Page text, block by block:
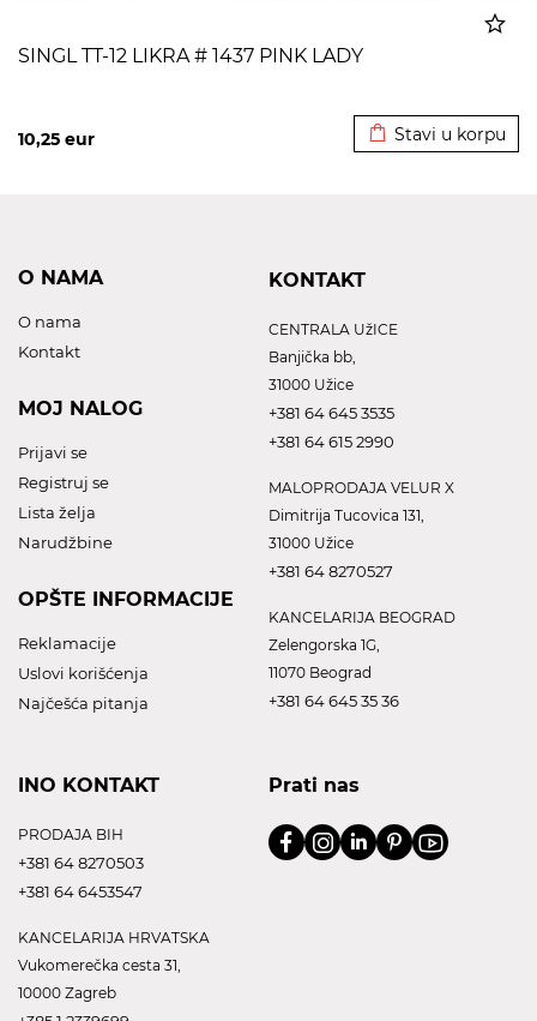
SINGL TT-12 LIKRA # 1437 PINK LADY
10,25 eur Stavi u korpu
O NAMA
O nama
Kontakt
MOJ NALOG
Prijavi se
Registruj se
Lista želja
Narudžbine
OPŠTE INFORMACIJE
Reklamacije
Uslovi korišćenja
Najčešća pitanja
KONTAKT
CENTRALA UžICE
Banjička bb,
31000 Užice
+381 64 645 3535
+381 64 615 2990
MALOPRODAJA VELUR X
Dimitrija Tucovica 131,
31000 Užice
+381 64 8270527
KANCELARIJA BEOGRAD
Zelengorska 1G,
11070 Beograd
+381 64 645 35 36
INO KONTAKT
PRODAJA BIH
+381 64 8270503
+381 64 6453547
KANCELARIJA HRVATSKA
Vukomerečka cesta 31,
10000 Zagreb
Prati nas